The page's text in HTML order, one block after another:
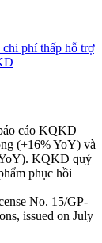
phí thấp hỗ trợ
cáo KQKD
(+16% YoY) và
KQKD quý
phục hồi
No. 15/GP-
issued on July